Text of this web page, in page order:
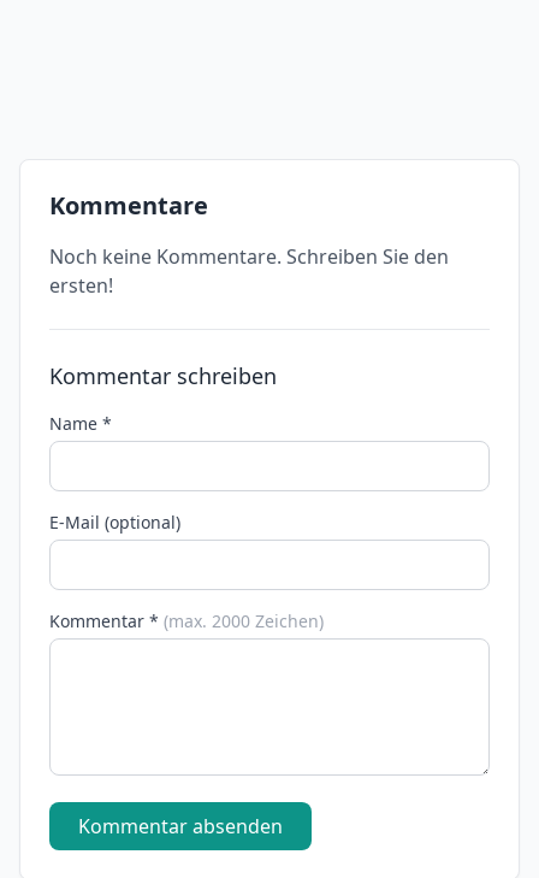
Kommentare
Noch keine Kommentare. Schreiben Sie den
ersten!
Kommentar schreiben
Name *
E-Mail (optional)
Kommentar * (max. 2000 Zeichen)
Kommentar absenden